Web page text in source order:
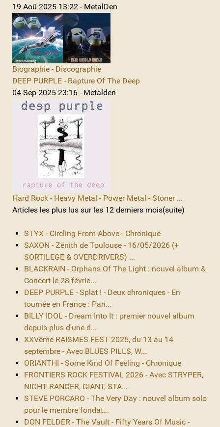
19 Aoû 2025 13:22 - MetalDen
Biographie - Discographie
DEEP PURPLE - Rapture Of The Deep
04 Sep 2025 23:16 - Metalden
Hard Rock - Heavy Metal - Power Metal - Stoner ...
Articles les plus lus sur les 12 derniers mois(suite)
STYX - Circling From Above - Chronique
SAXON - Zénith de Toulouse - 16/05/2026 (+
SORTILEGE & OVERDRIVERS) ...
BLACKRAIN - Orphans Of The Light : nouvel album &
Concert le 28 févrie...
DEEP PURPLE - Splat ! - Deux chroniques - En
tournée en France : Pari...
BILLY IDOL - Dream Into It : premier nouvel album
depuis plus d'une d...
XXVème RAISMES FEST 2025, du 13 au 14
septembre - Avec BLUES PILLS, W...
ORIANTHI - Some Kind Of Feeling - Chronique
FRONTIERS ROCK FESTIVAL 2026 - Avec STRYPER,
NIGHT RANGER, GIANT, STA...
STEVE PORCARO - The Very Day : nouvel album solo
pour le membre fondat...
DON FELDER - The Vault - Fifty Years Of Music -